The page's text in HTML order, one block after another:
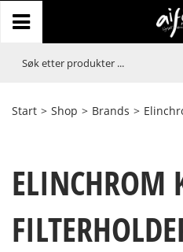
Start > Shop > Brands >
ELINCHROM